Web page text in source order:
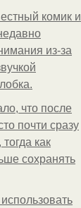
комик и
из-за
что после
почти сразу
как
сохранять